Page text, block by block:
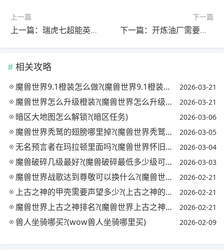
上一篇
上一篇：瑞虎七超能英雄使用技巧?(瑞虎7超能英雄全款多少钱)
下一篇
下一篇：开炼油厂需要什么条件?(开炼油厂需要什么条件呢)
相关攻略
魔兽世界9.1橙装怎么做?(魔兽世界9.1橙装怎么获得) 2026-03-21
魔兽世界怎么升级橙装?(魔兽世界怎么升级橙装属性) 2026-03-21
暗区大地图怎么解锁?(暗区任务) 2026-03-06
魔兽世界秃鹫的翅膀哪里掉?(魔兽世界秃鹫的翅膀有什么用) 2026-03-05
无名预言者在玛拉顿里面吗?(魔兽世界怀旧服无名预言者在哪) 2026-03-04
魔兽破碎几级最好?(魔兽破碎最低多少级可以进) 2026-03-03
魔兽世界战歌达到尊敬可以换什么?(魔兽世界战歌达到尊敬可以换什么技能) 2026-02-21
上古之神的甲壳需要声望多少?(上古之神的甲壳换衣服要啥材料) 2026-02-21
魔兽世界上古之神排名?(魔兽世界上古之神排名前十) 2026-02-21
兽人坐骑哪买?(wow兽人坐骑哪里买) 2026-02-09